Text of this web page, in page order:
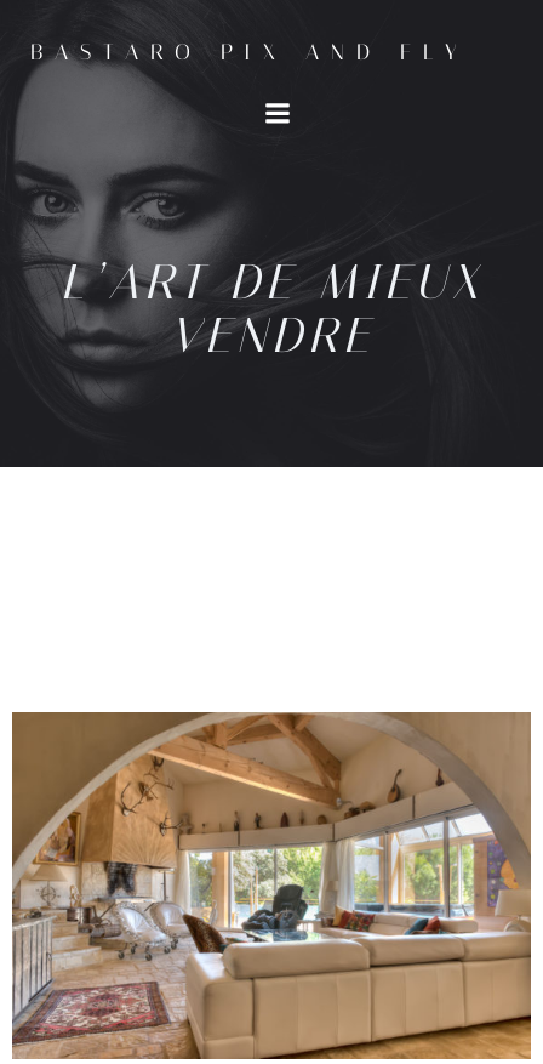
BASTARO PIX AND FLY
L’ART DE MIEUX
VENDRE